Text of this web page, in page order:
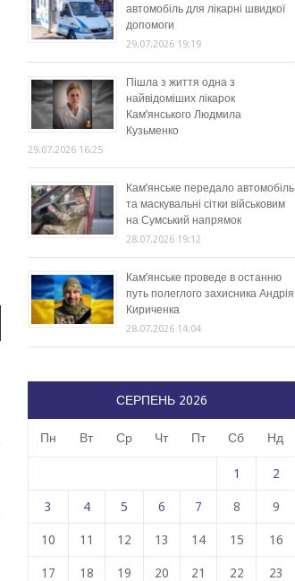
автомобіль для лікарні швидкої
допомоги
29.07.2026 19:19
Пішла з життя одна з
найвідоміших лікарок
Кам’янського Людмила
Кузьменко
29.07.2026 16:25
Кам’янське передало автомобіль
та маскувальні сітки військовим
на Сумський напрямок
28.07.2026 19:12
Кам’янське проведе в останню
путь полеглого захисника Андрія
Кириченка
28.07.2026 14:04
СЕРПЕНЬ 2026
Пн Вт Ср Чт Пт Сб Нд
1 2
3 4 5 6 7 8 9
10 11 12 13 14 15 16
17 18 19 20 21 22 23